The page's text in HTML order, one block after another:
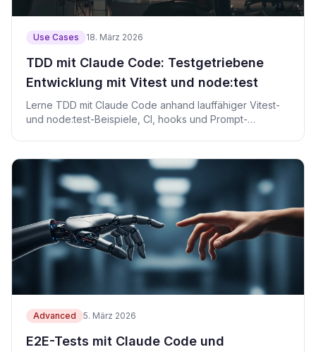
Use Cases 18. März 2026
TDD mit Claude Code: Testgetriebene
Entwicklung mit Vitest und node:test
Lerne TDD mit Claude Code anhand lauffähiger Vitest-
und node:test-Beispiele, CI, hooks und Prompt-
Advanced 5. März 2026
E2E-Tests mit Claude Code und